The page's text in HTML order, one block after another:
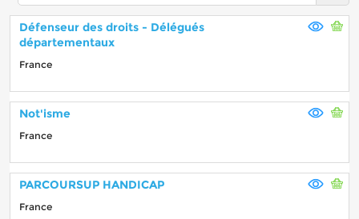
Défenseur des droits - Délégués
départementaux
France
Not'isme
France
PARCOURSUP HANDICAP
France